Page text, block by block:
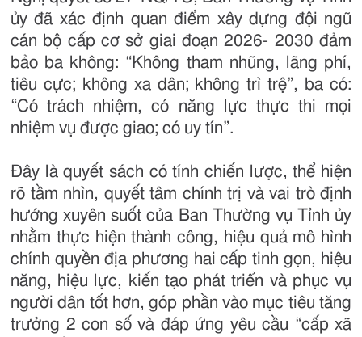
ủy đã xác định quan điểm xây dựng đội ngũ
cán bộ cấp cơ sở giai đoạn 2026- 2030 đảm
bảo ba không: “Không tham nhũng, lãng phí,
tiêu cực; không xa dân; không trì trệ”, ba có:
“Có trách nhiệm, có năng lực thực thi mọi
nhiệm vụ được giao; có uy tín”.
Đây là quyết sách có tính chiến lược, thể hiện
rõ tầm nhìn, quyết tâm chính trị và vai trò định
hướng xuyên suốt của Ban Thường vụ Tỉnh ủy
nhằm thực hiện thành công, hiệu quả mô hình
chính quyền địa phương hai cấp tinh gọn, hiệu
năng, hiệu lực, kiến tạo phát triển và phục vụ
người dân tốt hơn, góp phần vào mục tiêu tăng
trưởng 2 con số và đáp ứng yêu cầu “cấp xã